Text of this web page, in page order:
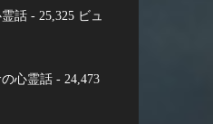
話 - 25,325 ビュ
心霊話 - 24,473